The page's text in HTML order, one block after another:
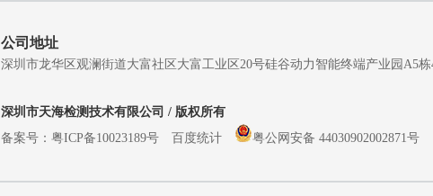
公司地址
深圳市龙华区观澜街道大富社区大富工业区20号硅谷动力智能终端产业园A5栋
深圳市天海检测技术有限公司 / 版权所有
备案号： 粤ICP备10023189号 百度统计 粤公网安备 44030902002871号